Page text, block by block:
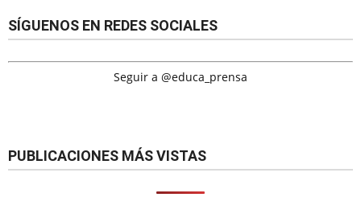
SÍGUENOS EN REDES SOCIALES
Seguir a @educa_prensa
PUBLICACIONES MÁS VISTAS